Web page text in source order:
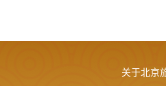
关于北京